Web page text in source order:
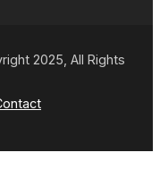
2025, All Rights